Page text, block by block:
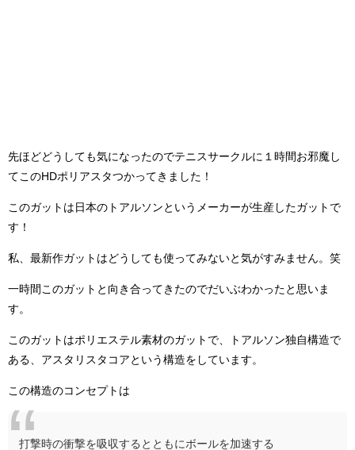
先ほどどうしても気になったのでテニスサークルに１時間お邪魔し
てこのHDポリアスタつかってきました！
このガットは日本のトアルソンというメーカーが生産したガットで
す！
私、最新作ガットはどうしても使ってみないと気がすみません。笑
一時間このガットと向き合ってきたのでだいぶわかったと思いま
す。
このガットはポリエステル素材のガットで、トアルソン独自構造で
ある、アスタリスタコアという構造をしています。
この構造のコンセプトは
打撃時の衝撃を吸収するとともにボールを加速する